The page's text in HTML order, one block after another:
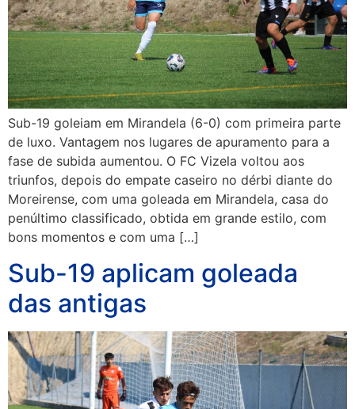
Sub-19 goleiam em Mirandela (6-0) com primeira parte
de luxo. Vantagem nos lugares de apuramento para a
fase de subida aumentou. O FC Vizela voltou aos
triunfos, depois do empate caseiro no dérbi diante do
Moreirense, com uma goleada em Mirandela, casa do
penúltimo classificado, obtida em grande estilo, com
bons momentos e com uma […]
Sub-19 aplicam goleada
das antigas